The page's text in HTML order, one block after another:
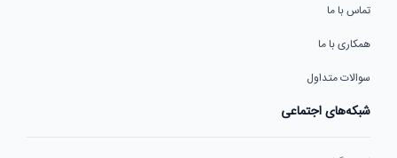
تماس با ما
همکاری با ما
سوالات متداول
شبکه‌های اجتماعی